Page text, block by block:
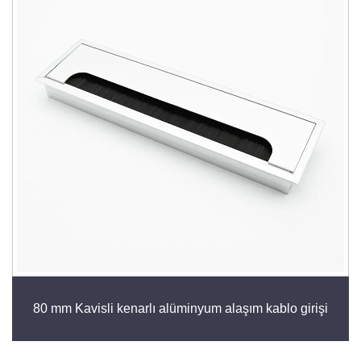
80 mm Kavisli kenarlı alüminyum alaşım kablo girişi